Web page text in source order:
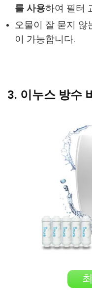
를 사용하여 필터
오물이 잘 묻지 않
이 가능합니다.
3. 이누스 방수